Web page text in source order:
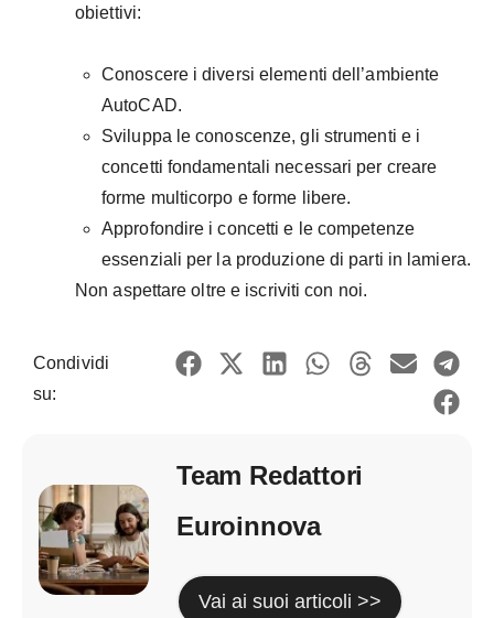
obiettivi:
Conoscere i diversi elementi dell’ambiente
AutoCAD.
Sviluppa le conoscenze, gli strumenti e i
concetti fondamentali necessari per creare
forme multicorpo e forme libere.
Approfondire i concetti e le competenze
essenziali per la produzione di parti in lamiera.
Non aspettare oltre e iscriviti con noi.
Condividi
su:
Team Redattori
Euroinnova
Vai ai suoi articoli >>